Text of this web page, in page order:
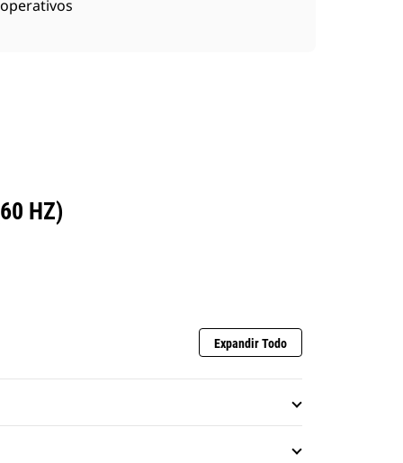
operativos
HZ)
Expandir Todo